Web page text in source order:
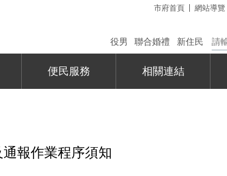
市府首頁 網站導覽
役男 聯合婚禮 新住民
便民服務 相關連結
報作業程序須知